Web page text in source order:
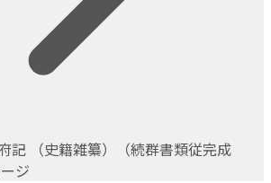
記 （史籍雑纂）（続群書類従完成
ジ